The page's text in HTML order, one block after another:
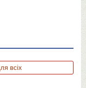
всіх